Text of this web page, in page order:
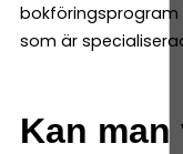
bokföringsprogram
som är
Kan